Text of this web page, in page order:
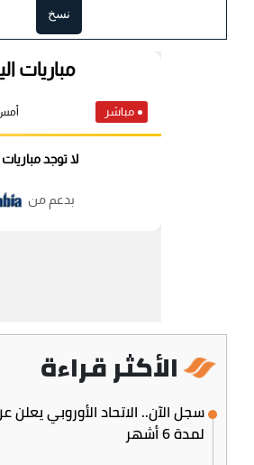
نسخ
الأكثر قراءة
سجل الآن.. الاتحاد الأوروبي
لمدة 6 أشهر